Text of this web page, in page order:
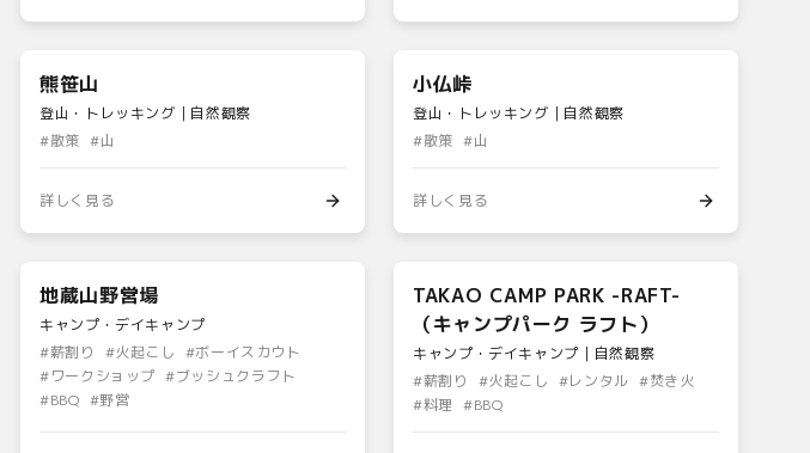
熊笹山
登山・トレッキング｜自然観察
#散策 #山
詳しく見る
小仏峠
登山・トレッキング｜自然観察
#散策 #山
詳しく見る
地蔵山野営場
キャンプ・デイキャンプ
#薪割り #火起こし #ボーイスカウト
#ワークショップ #ブッシュクラフト
#BBQ #野営
TAKAO CAMP PARK -RAFT-
（キャンプパーク ラフト）
キャンプ・デイキャンプ｜自然観察
#薪割り #火起こし #レンタル #焚き火
#料理 #BBQ